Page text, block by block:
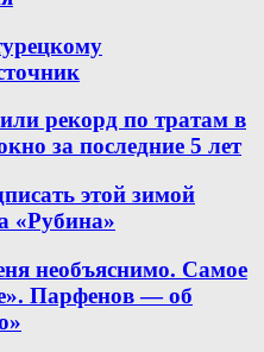
рекорд по тратам в
за последние 5 лет
этой зимой
«Рубина»
необъяснимо. Самое
Парфенов — об